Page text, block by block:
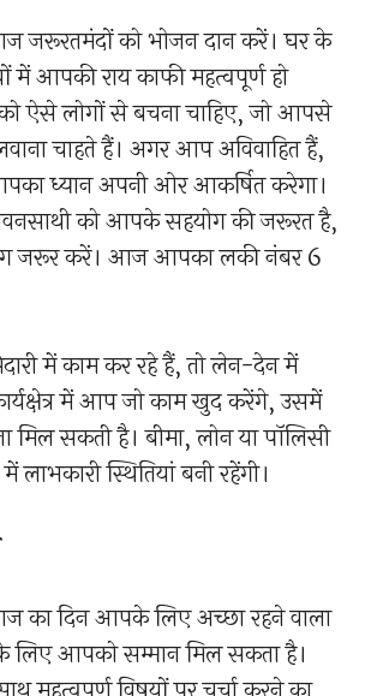
जरूरतमंदों को भोजन दान करें। घर के
में आपकी राय काफी महत्वपूर्ण हो
ऐसे लोगों से बचना चाहिए, जो आपसे
चाहते हैं। अगर आप अविवाहित हैं,
ध्यान अपनी ओर आकर्षित करेगा।
को आपके सहयोग की जरूरत है,
जरूर करें। आज आपका लकी नंबर 6
में काम कर रहे हैं, तो लेन-देन में
में आप जो काम खुद करेंगे, उसमें
सकती है। बीमा, लोन या पॉलिसी
लाभकारी स्थितियां बनी रहेंगी।
का दिन आपके लिए अच्छा रहने वाला
लिए आपको सम्मान मिल सकता है।